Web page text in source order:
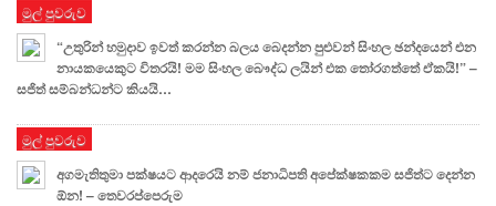
මුල් පුවරුව
“උතුරින් හමුදාව ඉවත් කරන්න බලය බෙදන්න පුළුවන් සිංහල ඡන්දයෙන් එන
නායකයෙකුට විතරයි! මම සිංහල බෞද්ධ ලයින් එක තෝරගත්තේ ඒකයි!” –
සජිත් සම්බන්ධන්ට කියයි…
මුල් පුවරුව
අගමැතිතුමා පක්ෂයට ආදරෙයි නම් ජනාධිපති අපේක්ෂකකම සජිත්ට දෙන්න
ඕන! – තෙවරප්පෙරුම